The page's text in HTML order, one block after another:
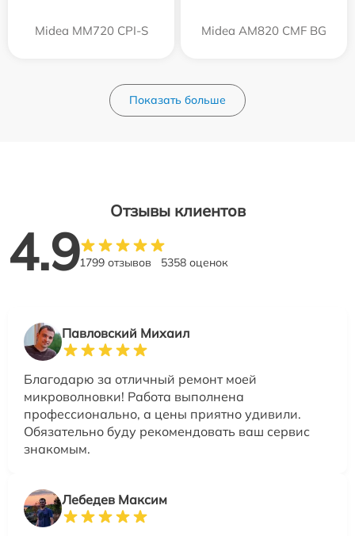
Midea MM720 CPI-S Midea AM820 CMF BG
Показать больше
Отзывы клиентов
4.91799 отзывов 5358 оценок
Павловский Михаил
Благодарю за отличный ремонт моей
микроволновки! Работа выполнена
профессионально, а цены приятно удивили.
Обязательно буду рекомендовать ваш сервис
знакомым.
Лебедев Максим